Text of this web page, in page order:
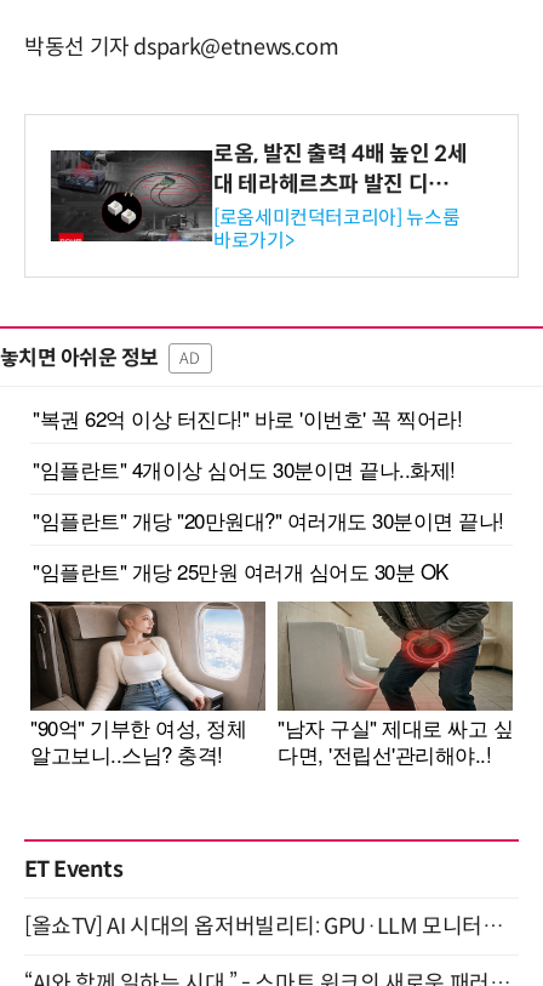
박동선 기자 dspark@etnews.com
로옴, 발진 출력 4배 높인 2세
대 테라헤르츠파 발진 디바이
스 개발
[로옴세미컨덕터코리아] 뉴스룸
바로가기>
놓치면 아쉬운 정보 AD
ET Events
[올쇼TV] AI 시대의 옵저버빌리티: GPU·LLM 모니터링부터 AI 기반 장애 대응까지 (8/11 생방송)